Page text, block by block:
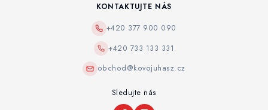
KONTAKTUJTE NÁS
+420 377 900 090
+420 733 133 331
obchod@kovojuhasz.cz
Sledujte nás